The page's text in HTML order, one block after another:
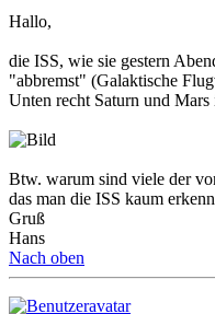
Hallo,
die ISS, wie sie gestern
"abbremst" (Galaktische
Unten recht Saturn und
Btw. warum sind viele der
das man die ISS kaum
Gruß
Hans
Nach oben